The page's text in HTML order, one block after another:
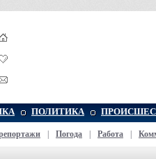
ПОЛИТИКА
Погода Работа